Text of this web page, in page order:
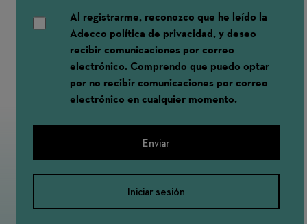
Al registrarme, reconozco que he leído la
Adecco política de privacidad, y deseo
recibir comunicaciones por correo
electrónico. Comprendo que puedo optar
por no recibir comunicaciones por correo
electrónico en cualquier momento.
Enviar
Iniciar sesión